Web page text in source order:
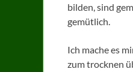
bilden, sind
gemütlich.
Ich mache es
zum trocknen